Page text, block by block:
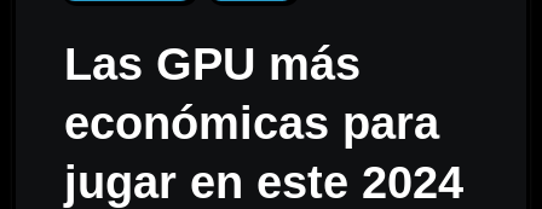
Las GPU más
económicas para
jugar en este 2024